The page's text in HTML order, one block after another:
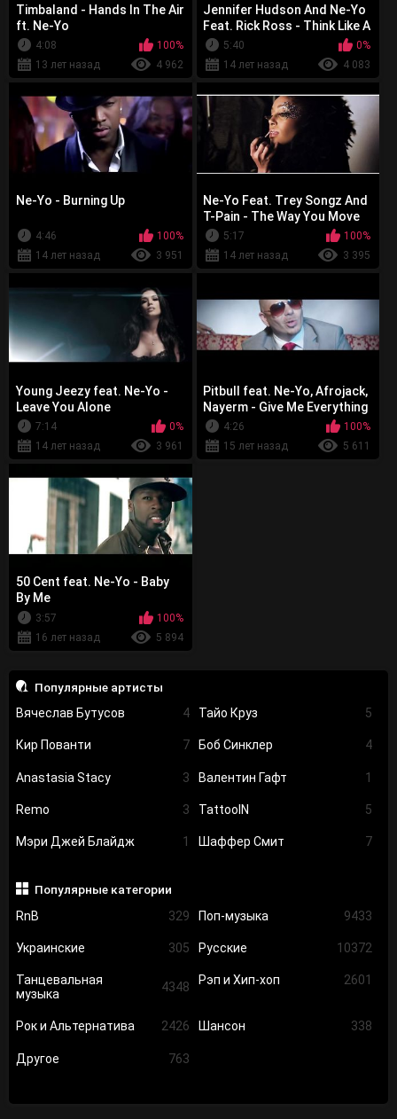
Популярные артисты
Вячеслав Бутусов
4 Тайо Круз 5
Кир Пованти 7 Боб Синклер 4
Anastasia Stacy 3 Валентин Гафт 1
Remo 3 TattooIN 5
Мэри Джей Блайдж 1 Шаффер Смит 7
Популярные категории
RnB
329 Поп-музыка 9433
Украинские 305 Русские 10372
Танцевальная
музыка
4348 Рэп и Хип-хоп 2601
Рок и Альтернатива 2426 Шансон 338
Другое 763
Timbaland - Hands In The Air
ft. Ne-Yo
4:08
100%
13 лет назад
4 962
Jennifer Hudson And Ne-Yo
Feat. Rick Ross - Think Like A
Man5:40
0%
14 лет назад
4 083
Ne-Yo - Burning Up
4:46
100%
14 лет назад
3 951
Ne-Yo Feat. Trey Songz And
T-Pain - The Way You Move
5:17
100%
14 лет назад
3 395
Young Jeezy feat. Ne-Yo -
Leave You Alone
7:14
0%
14 лет назад
3 961
Pitbull feat. Ne-Yo, Afrojack,
Nayerm - Give Me Everything
4:26
100%
15 лет назад
5 611
50 Cent feat. Ne-Yo - Baby
By Me
3:57
100%
16 лет назад
5 894